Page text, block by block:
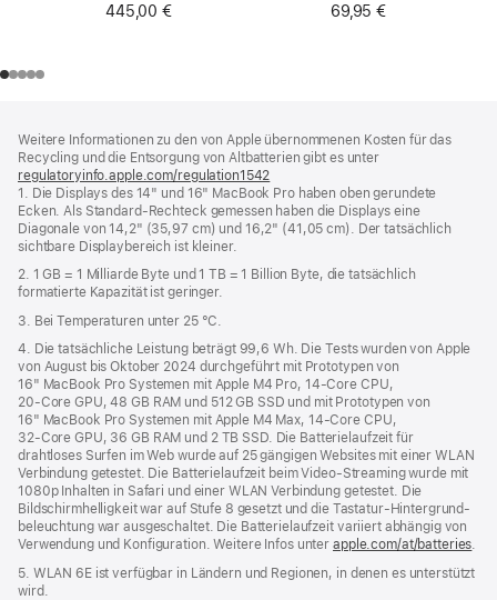
445,00 €
69,95 €
Weitere Informationen zu den von Apple übernommenen Kosten für das
Recycling und die Entsorgung von Altbatterien gibt es unter
regulatoryinfo.apple.com/regulation1542
ein
neues
Fenster)
1. Die Displays des 14" und 16" MacBook Pro haben oben gerundete
Ecken. Als Standard-Rechteck gemessen haben die Displays eine
Diagonale von 14,2" (35,97 cm) und 16,2" (41,05 cm). Der tatsächlich
sichtbare Displaybereich ist kleiner.
2. 1 GB = 1 Milliarde Byte und 1 TB = 1 Billion Byte, die tatsächlich
formatierte Kapazität ist geringer.
3. Bei Temperaturen unter 25 °C.
4. Die tatsächliche Leistung beträgt 99,6 Wh. Die Tests wurden von Apple
von August bis Oktober 2024 durchgeführt mit Prototypen von
16" MacBook Pro Systemen mit Apple M4 Pro, 14‑Core CPU,
20‑Core GPU, 48 GB RAM und 512 GB SSD und mit Prototypen von
16" MacBook Pro Systemen mit Apple M4 Max, 14‑Core CPU,
32‑Core GPU, 36 GB RAM und 2 TB SSD. Die Batterielaufzeit für
drahtloses Surfen im Web wurde auf 25 gängigen Websites mit einer WLAN
Verbindung getestet. Die Batterielaufzeit beim Video-Streaming wurde mit
1080p Inhalten in Safari und einer WLAN Verbindung getestet. Die
Bildschirm­helligkeit war auf Stufe 8 gesetzt und die Tastatur-Hintergrund­
beleuchtung war ausgeschaltet. Die Batterielaufzeit variiert abhängig von
Verwendung und Konfiguration. Weitere Infos unterapple.com/at/batteries.
5. WLAN 6E ist verfügbar in Ländern und Regionen, in denen es unterstützt
wird.